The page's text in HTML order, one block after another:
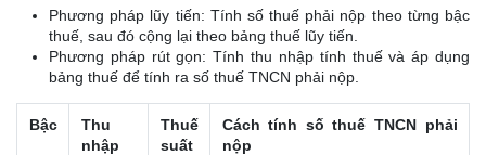
Phương pháp lũy tiến: Tính số thuế phải nộp theo từng bậc
thuế, sau đó cộng lại theo bảng thuế lũy tiến.
Phương pháp rút gọn: Tính thu nhập tính thuế và áp dụng
bảng thuế để tính ra số thuế TNCN phải nộp.
Bậc
Thu
nhập
Thuế
suất
Cách tính số thuế TNCN phải
nộp